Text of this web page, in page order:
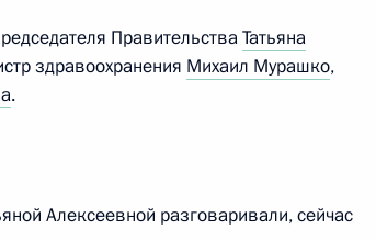
ПравительстваТатьяна
здравоохранения Михаил Мурашко,
.
Алексеевной разговаривали, сейчас